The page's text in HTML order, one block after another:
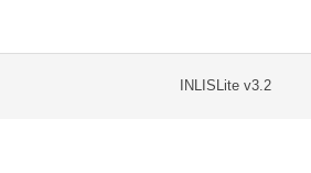
INLISLite v3.2